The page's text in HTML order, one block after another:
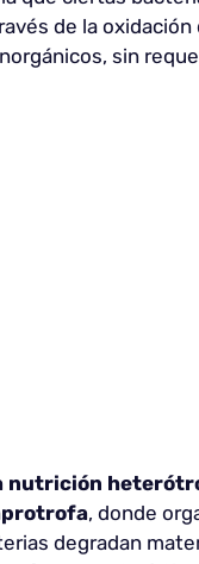
de la oxidación
sin
nutrición
, donde
degradan